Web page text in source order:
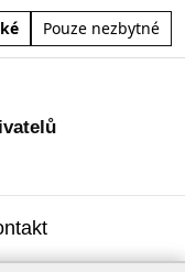
Pouze nezbytné